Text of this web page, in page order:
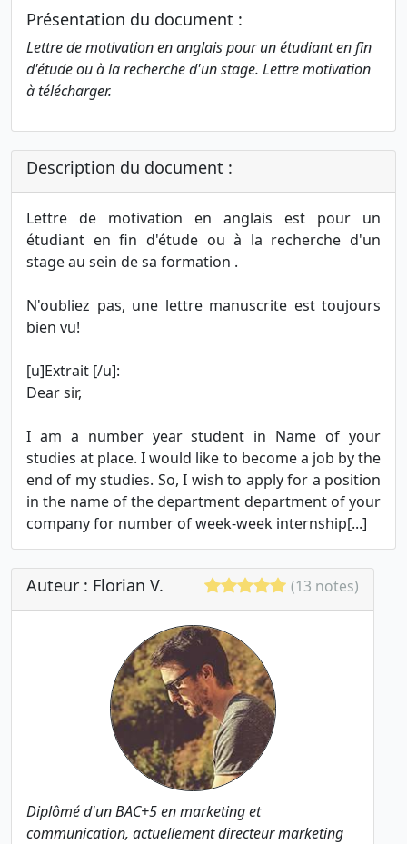
Présentation du document :
Lettre de motivation en anglais pour un étudiant en fin
d'étude ou à la recherche d'un stage. Lettre motivation
à télécharger.
Description du document :
Lettre de motivation en anglais est pour un
étudiant en fin d'étude ou à la recherche d'un
stage au sein de sa formation .
N'oubliez pas, une lettre manuscrite est toujours
bien vu!
[u]Extrait [/u]:
Dear sir,
I am a number year student in Name of your
studies at place. I would like to become a job by the
end of my studies. So, I wish to apply for a position
in the name of the department department of your
company for number of week-week internship[...]
Auteur : Florian V. (13 notes)
Diplômé d'un BAC+5 en marketing et
communication, actuellement directeur marketing